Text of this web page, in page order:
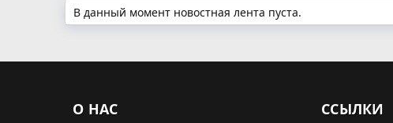
В данный момент новостная лента пуста.
О НАС ССЫЛКИ